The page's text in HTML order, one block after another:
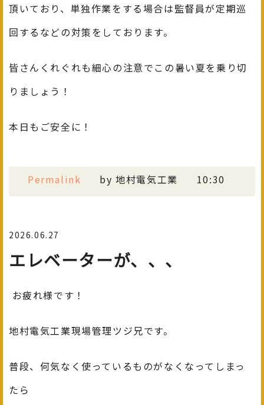
頂いており、単独作業をする場合は監督員が定期巡
回するなどの対策をしております。
皆さんくれぐれも細心の注意でこの暑い夏を乗り切
りましょう！
本日もご安全に！
Permalink by 地村電気工業 10:30
2026.06.27
エレベーターが、、、
お疲れ様です！
地村電気工業現場管理ツジ兄です。
普段、何気なく使っているものがなくなってしまっ
たら